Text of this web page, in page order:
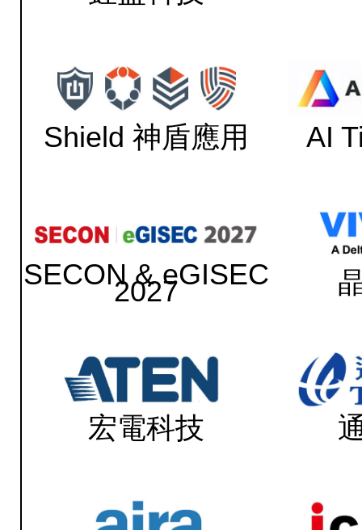
Shield 神盾應用 AI
SECON & eGISEC
2027
宏電科技